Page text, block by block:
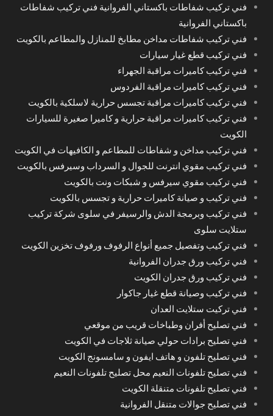
فني تركيب شفاطات باكستاني الفروانية فني تركيب شفاطات
باكستاني الفروانية
فني تركيب شفاطات مداخن مطابخ للمنازل والمطاعم بالكويت
فني تركيب قطع غيار سيارات
فني تركيب كاميرات مراقبة الجهراء
فني تركيب كاميرات مراقبة الفردوس
فني تركيب كاميرات مراقبة تجسس حرارية لاسلكية بالكويت
فني تركيب كاميرات مراقبة حرارية و كاميرا صغيرة للسيارات
الكويت
فني تركيب مداخن و شفاطات للمطاعم و الكافيهات في الكويت
فني تركيب مقوي انترنت للجوال و السرداب وسيرفس بالكويت
فني تركيب مقوي سيرفس و شبكات ونت بالكويت
فني تركيب و صيانة كاميرات حرارية و تجسس بالكويت
فني تركيب وبرمجة الدش والرسيفر في سلوى شركة تركيب
ستلايت سلوى
فني تركيب وتفصيل جميع أنواع الرفوف ورفوف تخزين الكويت
فني تركيب ورق جدران الفروانية
فني تركيب ورق جدران الكويت
فني تركيب وصيانة قطع غيار جاكوار
فني تركيت ستلايت العدان
فني تصليح أفران وطباخات قريب من موقعي
فني تصليح برادات حولي صيانة ثلاجات في الكويت
فني تصليح تلفون و هاتف ايفون و سامسونج الكويت
فني تصليح تلفونات النعيم محل تصليح تلفونات النعيم
فني تصليح تلفونات متنقلة الكويت
فني تصليح جوالات متنقل الفروانية